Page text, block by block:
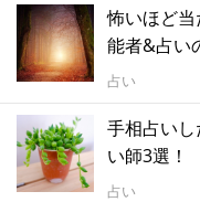
怖いほど
能者&占い
占い
手相占い
い師3選！
占い